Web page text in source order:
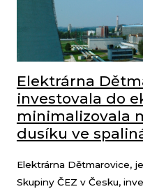
Elektrárna
investovala do
minimalizovala
dusíku ve
Elektrárna Dětmarovice,
Skupiny ČEZ v Česku,